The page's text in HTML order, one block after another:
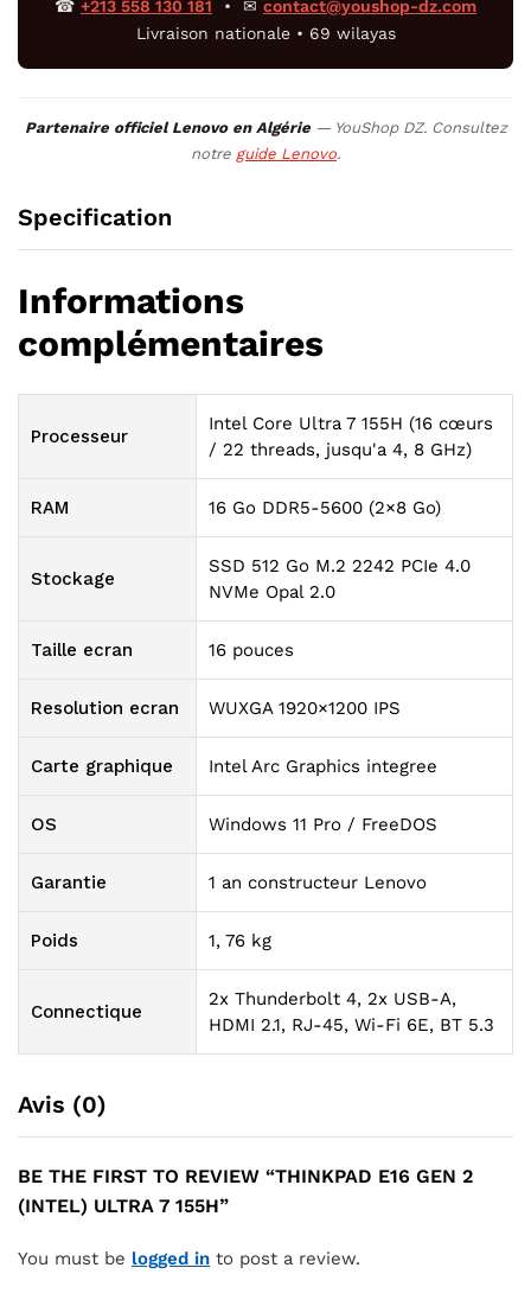
☎ +213 558 130 181 • ✉ contact@youshop-dz.com
Livraison nationale • 69 wilayas
Partenaire officiel Lenovo en Algérie— YouShop DZ. Consultez
notre guide Lenovo.
Specification
Informations
complémentaires
Processeur
Intel Core Ultra 7 155H (16 cœurs
/ 22 threads, jusqu'a 4, 8 GHz)
RAM 16 Go DDR5-5600 (2×8 Go)
Stockage
SSD 512 Go M.2 2242 PCIe 4.0
NVMe Opal 2.0
Taille ecran 16 pouces
Resolution ecran WUXGA 1920×1200 IPS
Carte graphique Intel Arc Graphics integree
OS Windows 11 Pro / FreeDOS
Garantie 1 an constructeur Lenovo
Poids 1, 76 kg
Connectique
2x Thunderbolt 4, 2x USB-A,
HDMI 2.1, RJ-45, Wi-Fi 6E, BT 5.3
Avis (0)
BE THE FIRST TO REVIEW “THINKPAD E16 GEN 2
(INTEL) ULTRA 7 155H”
You must be logged in to post a review.